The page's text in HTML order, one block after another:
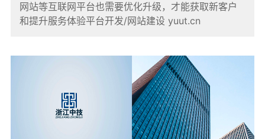
网站等互联网平台也需要优化升级，才能获取新客户
和提升服务体验平台开发/网站建设 yuut.cn